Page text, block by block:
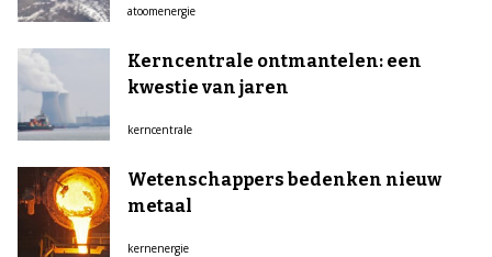
atoomenergie
Kerncentrale ontmantelen: een
kwestie van jaren
kerncentrale
Wetenschappers bedenken nieuw
metaal
kernenergie